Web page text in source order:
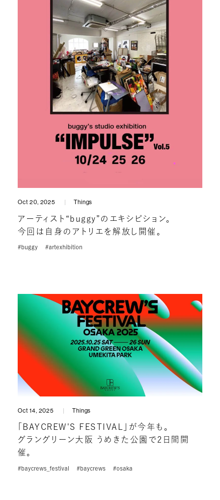
Oct 20, 2025 Things
アーティスト“buggy”のエキシビション。
今回は自身のアトリエを解放し開催。
#buggy #artexhibition
Oct 14, 2025 Things
「BAYCREW'S FESTIVAL」が今年も。
グラングリーン大阪 うめきた公園で2日間開
催。
#baycrews_festival #baycrews #osaka